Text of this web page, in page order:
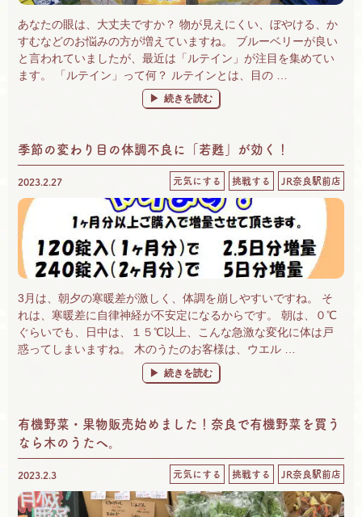
あなたの眼は、大丈夫ですか？ 物が見えにくい、ぼやける、か
すむなどのお悩みの方が増えていますね。 ブルーベリーが良い
と言われていましたが、最近は「ルテイン」が注目を集めてい
ます。 「ルテイン」って何？ ルテインとは、目の …
“眼には、ルテイン！ 「ひとみにルテイン
続きを読む
季節の変わり目の体調不良に「若甦」が効く！
2023.2.27 元気にする 挑戦する JR奈良駅前店
3月は、朝夕の寒暖差が激しく、体調を崩しやすいですね。 そ
れは、寒暖差に自律神経が不安定になるからです。 朝は、０℃
ぐらいでも、日中は、１５℃以上、こんな急激な変化に体は戸
惑ってしまいますね。 木のうたのお客様は、ウエル …
“季節の変わり目の体調不良に「若甦」が効
続きを読む
有機野菜・果物販売始めました！奈良で有機野菜を買う
なら木のうたへ。
2023.2.3 元気にする 挑戦する JR奈良駅前店